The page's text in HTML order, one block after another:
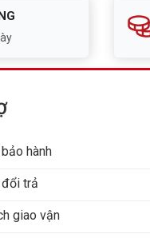
hành
trả
giao vận